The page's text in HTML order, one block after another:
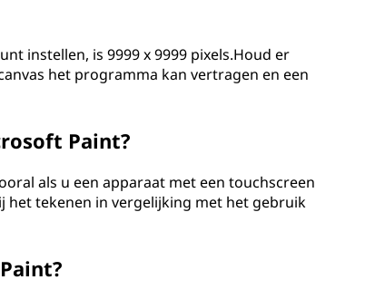
instellen, is 9999 x 9999 pixels.Houd er
het programma kan vertragen en een
Paint?
als u een apparaat met een touchscreen
het tekenen in vergelijking met het gebruik